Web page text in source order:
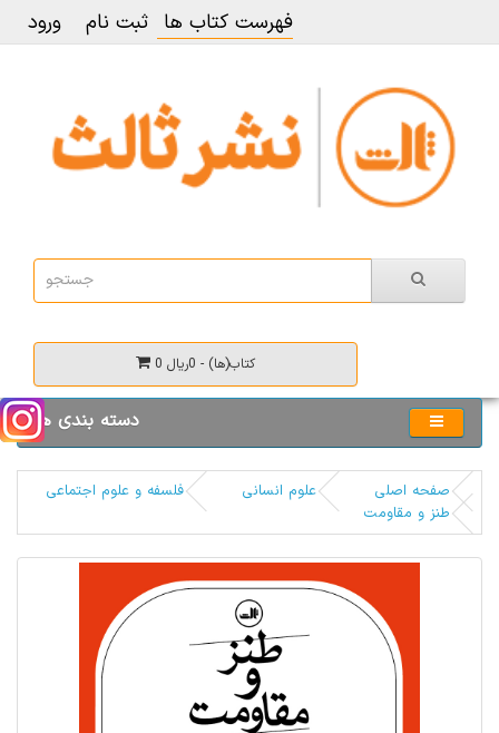
فهرست کتاب ها ثبت نام ورود
0 کتاب(ها) - 0ریال
دسته بندی ها
صفحه اصلی علوم انسانی
فلسفه و علوم اجتماعی
طنز و مقاومت